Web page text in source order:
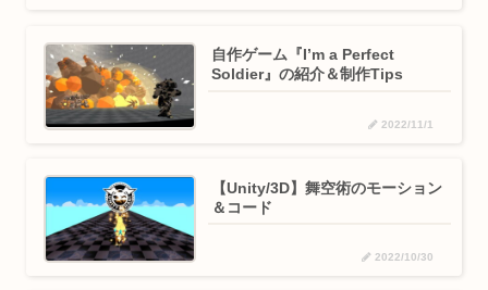
自作ゲーム『I’m a Perfect
Soldier』の紹介＆制作Tips
2022/11/1
【Unity/3D】舞空術のモーション
＆コード
2022/10/30